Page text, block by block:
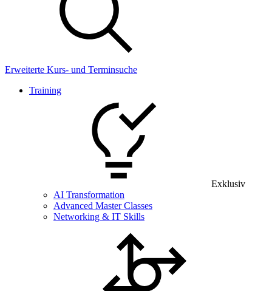
Erweiterte Kurs- und Terminsuche
Training
Exklusiv
AI Transformation
Advanced Master Classes
Networking & IT Skills